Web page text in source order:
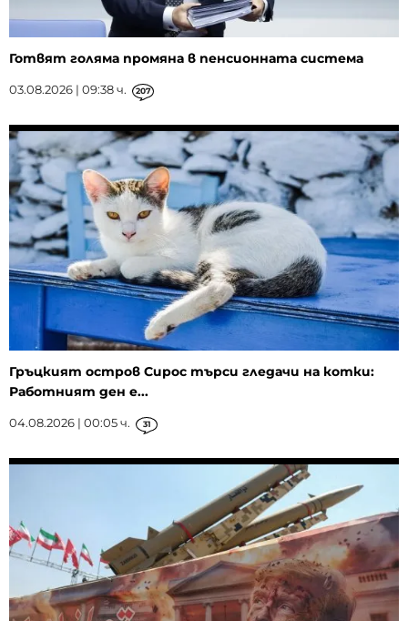
Готвят голяма промяна в пенсионната система
03.08.2026 | 09:38 ч. 207
Гръцкият остров Сирос търси гледачи на котки:
Работният ден е...
04.08.2026 | 00:05 ч. 31